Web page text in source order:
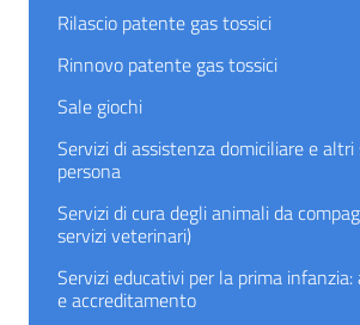
Rilascio patente gas tossici
Rinnovo patente gas tossici
Sale giochi
Servizi di assistenza domiciliare e
persona
Servizi di cura degli animali da
servizi veterinari)
Servizi educativi per la prima
e accreditamento